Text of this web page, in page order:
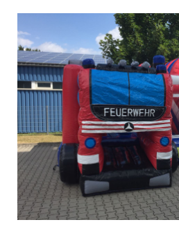
24.03.17 Übergabe ELW
20.11.15 Übergabe
2015 LF 16 „verlässt“
Geschichte
historische Fotos
Ehemalige Fahrzeuge
Jahresrückblicke